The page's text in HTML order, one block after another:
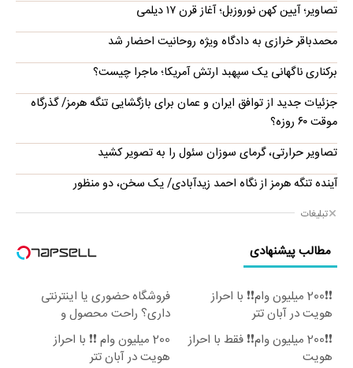
تصاویر؛ آیین کهن نوروزبل؛ آغاز قرن ۱۷ دیلمی
محمدباقر خرازی به دادگاه ویژه روحانیت احضار شد
برکناری ناگهانی یک سپهبد ارتش آمریکا؛ ماجرا چیست؟
جزئیات جدید از توافق ایران و عمان برای بازگشایی تنگه هرمز/ گذرگاه
موقت ۶۰ روزه؟
تصاویر حرارتی، گرمای سوزان سئول را به تصویر کشید
آینده تنگه هرمز از نگاه احمد زیدآبادی/ یک سخن، دو منظور
تبلیغات
مطالب پیشنهادی
❗❗200 میلیون وام❗❗ با احراز
هویت در آبان تتر
فروشگاه حضوری یا اینترنتی
داری؟ راحت محصول و
خدماتت رو بفروش
❗❗200 میلیون وام❗❗ فقط با احراز
هویت
200 میلیون وام ❗❗ با احراز
هویت در آبان تتر